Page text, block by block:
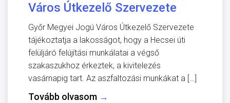
Város Útkezelő Szervezete
Győr Megyei Jogú Város Útkezelő Szervezete
tájékoztatja a lakosságot, hogy a Hecsei úti
felüljáró felújítási munkálatai a végső
szakaszukhoz érkeztek, a kivitelezés
vasárnapig tart. Az aszfaltozási munkákat a […]
Tovább olvasom →